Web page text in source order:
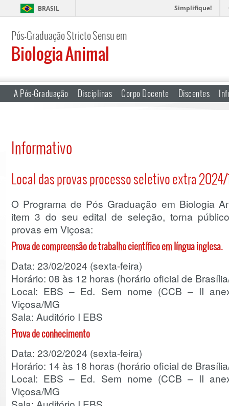
BRASIL Simplifique!
Pós-Graduação Stricto Sensu em
Biologia Animal
A Pós-Graduação Disciplinas Corpo Docente Discentes
Informativo
Local das provas processo seletivo extra 2024/
O Programa de Pós Graduação em Biologia
item 3 do seu edital de seleção, torna
provas em Viçosa:
Prova de compreensão de trabalho científico em língua inglesa.
Data: 23/02/2024 (sexta-feira)
Horário: 08 às 12 horas (horário oficial de
Local: EBS – Ed. Sem nome (CCB – II
Viçosa/MG
Sala: Auditório I EBS
Prova de conhecimento
Data: 23/02/2024 (sexta-feira)
Horário: 14 às 18 horas (horário oficial de
Local: EBS – Ed. Sem nome (CCB – II
Viçosa/MG